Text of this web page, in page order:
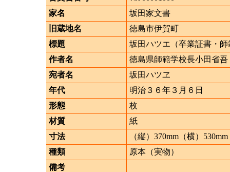
家名
坂田家文書
旧蔵地名
徳島市伊賀町
標題
坂田ハツエ（卒業証書・師
作者名
徳島県師範学校長小田省吾
宛者名
坂田ハツヱ
年代
明治３６年３月６日
形態
枚
材質
紙
寸法
（縦）370mm（横）530mm
種類
原本（実物）
備考